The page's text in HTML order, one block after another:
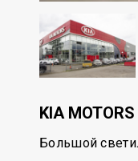
KIA
Большой